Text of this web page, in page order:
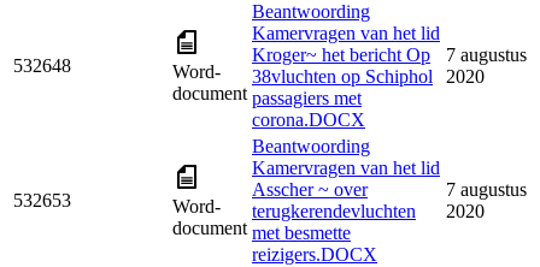
532648
Word-
document
Beantwoording
Kamervragen van het lid
Kroger~ het bericht Op
38vluchten op Schiphol
passagiers met
corona.DOCX
7 augustus
2020
532653
Word-
document
Beantwoording
Kamervragen van het lid
Asscher ~ over
terugkerendevluchten
met besmette
reizigers.DOCX
7 augustus
2020